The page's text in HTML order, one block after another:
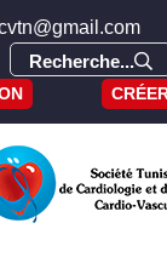
Recherche...